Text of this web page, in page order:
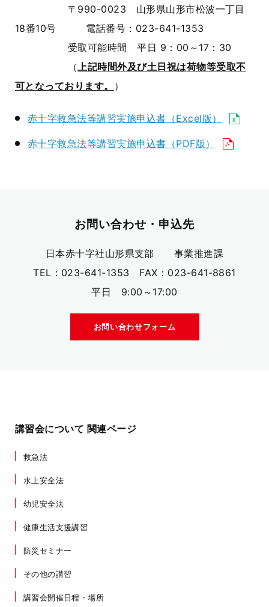
〒990-0023 山形県山形市松波一丁目
18番10号 電話番号：023-641-1353
受取可能時間 平日 9：00～17：30
（上記時間外及び土日祝は荷物等受取不
可となっております。
）
赤十字救急法等講習実施申込書（Excel版）
赤十字救急法等講習実施申込書（PDF版）
お問い合わせ・申込先
日本赤十字社山形県支部 事業推進課
TEL：023-641-1353 FAX：023-641-8861
平日 9:00～17:00
お問い合わせフォーム
講習会について 関連ページ
救急法
水上安全法
幼児安全法
健康生活支援講習
防災セミナー
その他の講習
講習会開催日程・場所